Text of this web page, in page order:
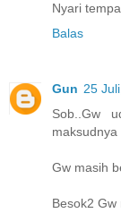
Nyari
Balas
Gun 25
Sob..Gw
maksudnya
Gw masih
Besok2 Gw